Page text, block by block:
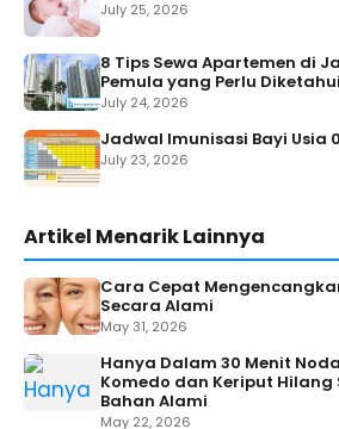
July 25, 2026
8 Tips Sewa Apartemen di
Pemula yang Perlu Diketahui
July 24, 2026
Jadwal Imunisasi Bayi Usia
July 23, 2026
Artikel Menarik Lainnya
Cara Cepat
Secara Alami
May 31, 2026
Hanya Dalam 30 Menit
Komedo dan Keriput Hilang
Bahan Alami
May 22, 2026